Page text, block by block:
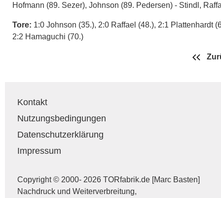
Hofmann (89. Sezer), Johnson (89. Pedersen) - Stindl,
Tore: 1:0 Johnson (35.), 2:0 Raffael (48.), 2:1 Plattenhardt
2:2 Hamaguchi (70.)
Kontakt
Nutzungsbedingungen
Datenschutzerklärung
Impressum
Copyright © 2000- 2026 TORfabrik.de [Marc Basten]
Nachdruck und Weiterverbreitung,